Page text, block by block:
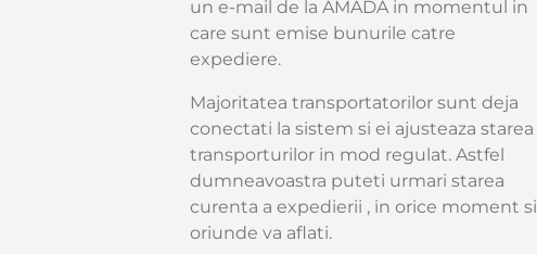
un e-mail de la AMADA in momentul in
care sunt emise bunurile catre
expediere.
Majoritatea transportatorilor sunt deja
conectati la sistem si ei ajusteaza starea
transporturilor in mod regulat. Astfel
dumneavoastra puteti urmari starea
curenta a expedierii , in orice moment si
oriunde va aflati.